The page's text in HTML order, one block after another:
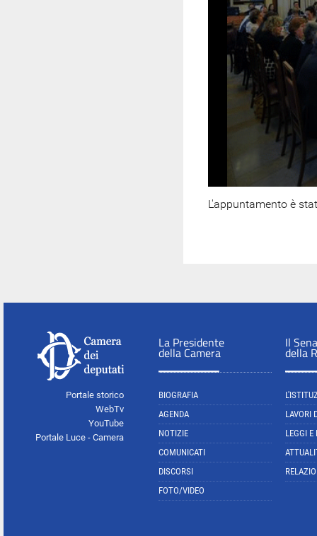
L'appuntamento è
Portale storico
WebTv
YouTube
Portale Luce - Camera
La Presidente
della Camera
BIOGRAFIA
AGENDA
NOTIZIE
COMUNICATI
DISCORSI
FOTO/VIDEO
Il
della
LAVORI
LEGGI E